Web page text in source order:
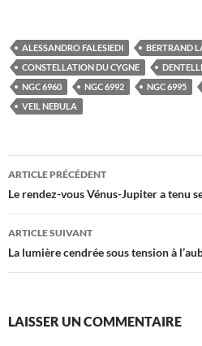
ALESSANDRO FALESIEDI
BERTRAND
CONSTELLATION DU CYGNE
NGC 6960
NGC 6992 NGC 6995
VEIL NEBULA
Navigation
des
articles
ARTICLE PRÉCÉDENT
Le rendez-vous Vénus-Jupiter a tenu
ARTICLE SUIVANT
La lumière cendrée sous tension à
LAISSER UN COMMENTAIRE